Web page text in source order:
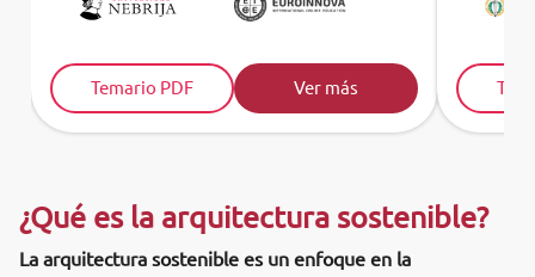
Temario PDF Ver más
¿Qué es la arquitectura sostenible?
La arquitectura sostenible es un enfoque en la